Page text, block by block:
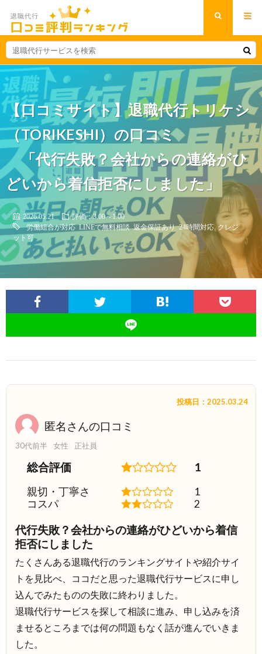
【口コミサイト】退職代行トリケシ
（TORIKESHI）の口コミ
「代行失敗？会社からの連絡がひ
どいから着信拒否にしました」
2026.05.21
評価：3.00～1.00
労働組合が対応 LINEで無料相談 返金保証あり 24時間対応 クレジ
ット可
匿名さんの口コミ
投稿日：2025.03.24
30代前半 女性 正社員
総合評価 1
親切・丁寧さ
1
コスパ
2
代行失敗？会社からの連絡がひどいから着信
拒否にしました
たくさんある退職代行のランキングサイトや紹介サイ
トを見比べ、ココだと思った退職代行サービスに申し
込んでみたものの失敗に終わりました。
退職代行サービスを探して相談に進み、申し込みを済
ませるところまでは何の問題もなく話が進んでいきま
した。